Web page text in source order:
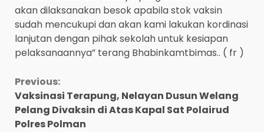
akan dilaksanakan besok apabila stok vaksin
sudah mencukupi dan akan kami lakukan kordinasi
lanjutan dengan pihak sekolah untuk kesiapan
pelaksanaannya” terang Bhabinkamtbimas.. ( fr )
Continue
Reading
Previous:
Vaksinasi Terapung, Nelayan Dusun Welang
Pelang Divaksin di Atas Kapal Sat Polairud
Polres Polman